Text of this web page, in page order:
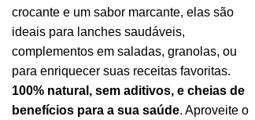
crocante e um sabor marcante, elas são
ideais para lanches saudáveis,
complementos em saladas, granolas, ou
para enriquecer suas receitas favoritas.
100% natural, sem aditivos, e cheias de
benefícios para a sua saúde. Aproveite o